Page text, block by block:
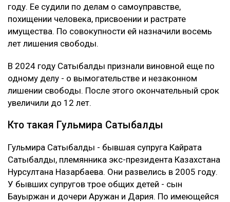
году. Ее судили по делам о самоуправстве,
похищении человека, присвоении и растрате
имущества. По совокупности ей назначили восемь
лет лишения свободы.
В 2024 году Сатыбалды признали виновной еще по
одному делу - о вымогательстве и незаконном
лишении свободы. После этого окончательный срок
увеличили до 12 лет.
Кто такая Гульмира Сатыбалды
Гульмира Сатыбалды - бывшая супруга Кайрата
Сатыбалды, племянника экс-президента Казахстана
Нурсултана Назарбаева. Они развелись в 2005 году.
У бывших супругов трое общих детей - сын
Бауыржан и дочери Аружан и Дария. По имеющейся